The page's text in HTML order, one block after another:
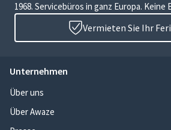
1968. Servicebüros in ganz Europa.
Vermieten Sie Ihr
Unternehmen
Über uns
Über Awaze